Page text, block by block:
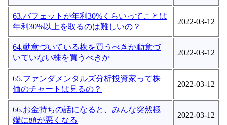
63.バフェットが年利30%くらいってことは
年利30%以上を取るのは難しいの？
2022-03-12
64.動意づいている株を買うべきか動意づ
いていない株を買うべきか
2022-03-12
65.ファンダメンタルズ分析投資家って株
価のチャートは見るの？
2022-03-12
66.お金持ちの話になると、みんな突然極
端に頭が悪くなる
2022-03-12